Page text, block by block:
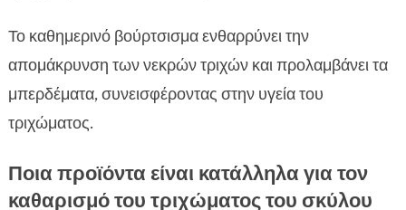
Το καθημερινό βούρτσισμα ενθαρρύνει την
απομάκρυνση των νεκρών τριχών και προλαμβάνει τα
μπερδέματα, συνεισφέροντας στην υγεία του
τριχώματος.
Ποια προϊόντα είναι κατάλληλα για τον
καθαρισμό του τριχώματος του σκύλου